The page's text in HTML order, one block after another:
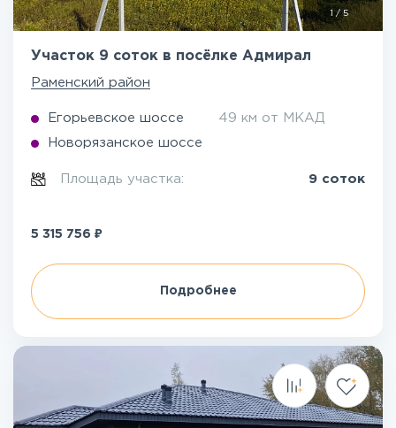
1 /5
Участок 9 соток в посёлке Адмирал
Раменский район
Егорьевское шоссе 49 км от МКАД
Новорязанское шоссе
Площадь участка: 9 соток
5 315 756 ₽
Подробнее